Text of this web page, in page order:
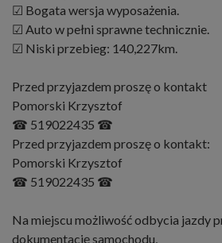
☑ Bogata wersja wyposażenia.
☑ Auto w pełni sprawne technicznie.
☑ Niski przebieg: 140,227km.
Przed przyjazdem proszę o kontakt
Pomorski Krzysztof
☎ 519022435 ☎
Przed przyjazdem proszę o kontakt:
Pomorski Krzysztof
☎ 519022435 ☎
Na miejscu możliwość odbycia jazdy
dokumentację samochodu,